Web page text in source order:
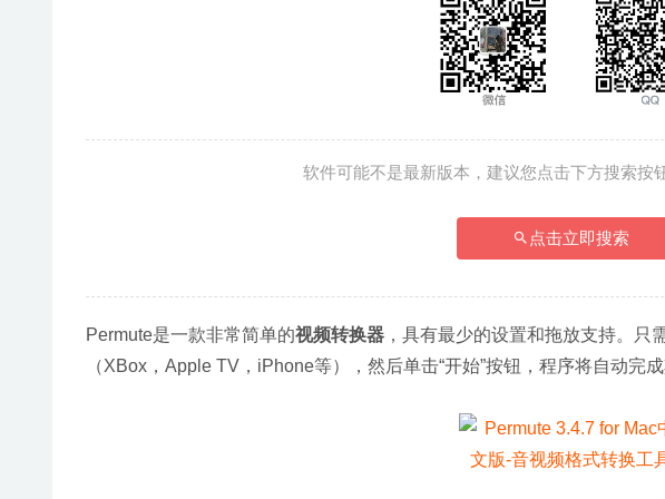
软件可能不是最新版本，建议您点击下方搜索按
点击立即搜索
Permute是一款非常简单的视频转换器 ，具有最少的设置和拖放支持。
（XBox，Apple TV，iPhone等），然后单击“开始”按钮，程序将自动完成